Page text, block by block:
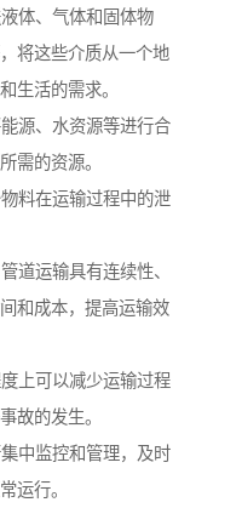
体、气体和固体物
将这些介质从一个地
生活的需求。
源、水资源等进行合
需的资源。
料在运输过程中的泄
道运输具有连续性、
和成本，提高运输效
上可以减少运输过程
故的发生。
中监控和管理，及时
运行。